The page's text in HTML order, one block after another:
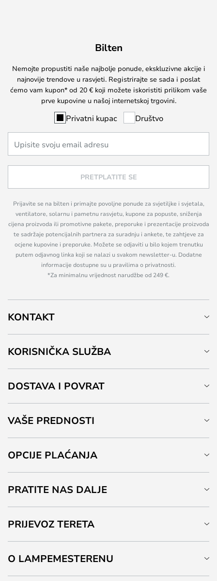
Bilten
Nemojte propustiti naše najbolje ponude, ekskluzivne akcije i
najnovije trendove u rasvjeti. Registrirajte se sada i poslat
ćemo vam kupon* od 20 € koji možete iskoristiti prilikom vaše
prve kupovine u našoj internetskoj trgovini.
Privatni kupac Društvo
PRETPLATITE SE
Prijavite se na bilten i primajte povoljne ponude za svjetiljke i svjetala,
ventilatore, solarnu i pametnu rasvjetu, kupone za popuste, sniženja
cijena proizvoda ili promotivne pakete, preporuke i prezentacije proizvoda
te sadržaje potencijalnih partnera za suradnju i ankete, te zahtjeve za
ocjene kupovine i preporuke. Možete se odjaviti u bilo kojem trenutku
putem odjavnog linka koji se nalazi u svakom newsletter-u. Dodatne
informacije dostupne su u pravilima o privatnosti.
*Za minimalnu vrijednost narudžbe od 249 €.
KONTAKT
KORISNIČKA SLUŽBA
DOSTAVA I POVRAT
VAŠE PREDNOSTI
OPCIJE PLAĆANJA
PRATITE NAS DALJE
PRIJEVOZ TERETA
O LAMPEMESTERENU